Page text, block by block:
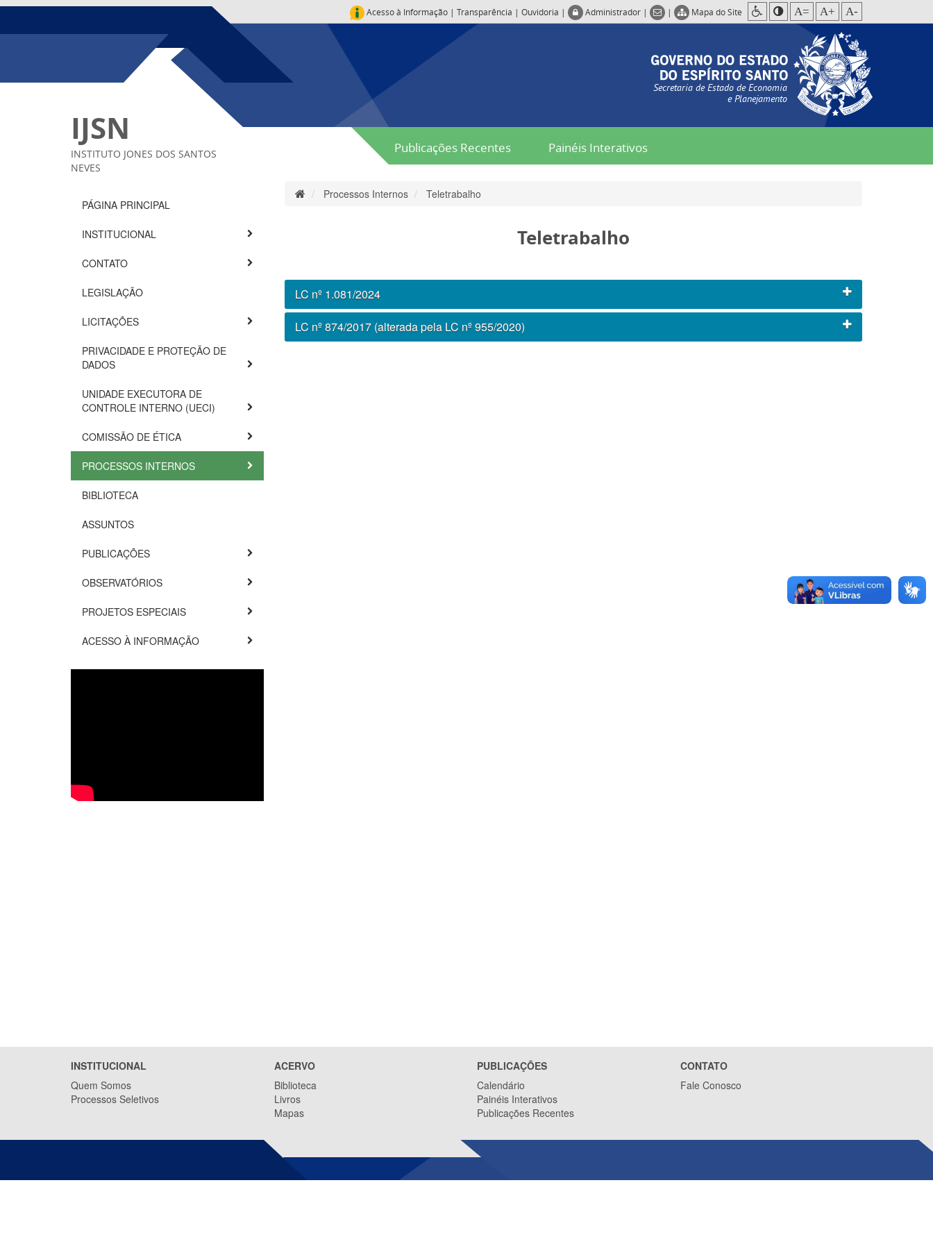
Acesso à Informação | Transparência | Ouvidoria | Administrador | | Mapa do Site A= A+ A-
Secretaria de Estado de Economia
e Planejamento
Publicações Recentes Painéis Interativos
IJSN
INSTITUTO JONES DOS SANTOS
NEVES
PÁGINA PRINCIPAL
INSTITUCIONAL
CONTATO
LEGISLAÇÃO
LICITAÇÕES
PRIVACIDADE E PROTEÇÃO DE
DADOS
UNIDADE EXECUTORA DE
CONTROLE INTERNO (UECI)
COMISSÃO DE ÉTICA
PROCESSOS INTERNOS
BIBLIOTECA
ASSUNTOS
PUBLICAÇÕES
OBSERVATÓRIOS
PROJETOS ESPECIAIS
ACESSO À INFORMAÇÃO
Processos Internos Teletrabalho
Teletrabalho
LC nº 1.081/2024
LC nº 874/2017 (alterada pela LC nº 955/2020)
INSTITUCIONAL
Quem Somos
Processos Seletivos
ACERVO
Biblioteca
Livros
Mapas
PUBLICAÇÕES
Calendário
Painéis Interativos
Publicações Recentes
CONTATO
Fale Conosco